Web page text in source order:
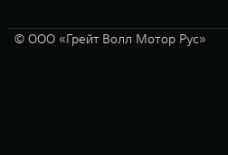
© ООО «Грейт Волл Мотор Рус»